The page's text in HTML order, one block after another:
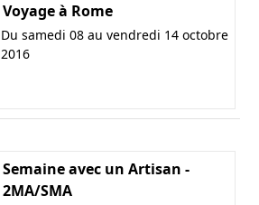
Voyage à Rome
Du samedi 08 au vendredi 14 octobre
2016
Semaine avec un Artisan -
2MA/SMA